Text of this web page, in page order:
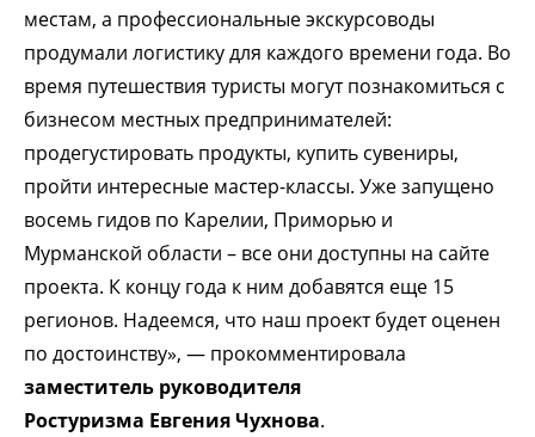
местам, а профессиональные экскурсоводы
продумали логистику для каждого времени года. Во
время путешествия туристы могут познакомиться с
бизнесом местных предпринимателей:
продегустировать продукты, купить сувениры,
пройти интересные мастер-классы. Уже запущено
восемь гидов по Карелии, Приморью и
Мурманской области – все они доступны на сайте
проекта. К концу года к ним добавятся еще 15
регионов. Надеемся, что наш проект будет оценен
по достоинству», — прокомментировала
заместитель руководителя
Ростуризма Евгения Чухнова.